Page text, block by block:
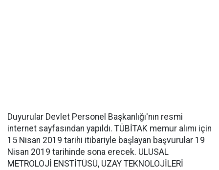
Duyurular Devlet Personel Başkanlığı'nın resmi
internet sayfasından yapıldı. TÜBİTAK memur alımı için
15 Nisan 2019 tarihi itibariyle başlayan başvurular 19
Nisan 2019 tarihinde sona erecek. ULUSAL
METROLOJİ ENSTİTÜSÜ, UZAY TEKNOLOJİLERİ